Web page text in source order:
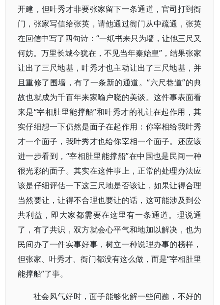
开建，但叶秀才非要张家留下一条通道，官司打到衙
门，张家写信给张英，请他通过衙门从中疏通，张英
在回信中写了四句诗：“一纸书来只为墙，让他三尺又
何妨。万里长城今犹在，不见当年秦始皇”，结果张家
让出了三尺地基，叶秀才也主动让出了三尺地基，并
且重修了围墙，有了一条新的通道。“六尺巷道”的典
故也就成为千百年来家喻户晓的美谈。这件事表面看
来是“宰相肚里能撑船”和叶秀才的礼让在起作用，其
实仔细想一下仍然是面子在起作用：你宰相给我叶秀
才一个面子，我叶秀才也给你宰相一个面子。还应该
进一步看到，“宰相肚里能撑船”在中国也是民间一种
很光彩的面子。其实在这件事上，正常的处理办法应
该是仔细评估一下这三尺地是否该让，如果让得合理
当然要让，让得不合理也要让的话，这可能涉及到公
共利益，即大家都需要在这里有一条通道。理说通
了，有了共识，双方就会心平气和地加以解决，也为
民间办了一件实事好事，树立一种说理办事的榜样，
但张家、叶秀才、衙门都没有这么做，而是“宰相肚里
能撑船”了事。
社会风气好时，面子能够化解一些问题，不好的